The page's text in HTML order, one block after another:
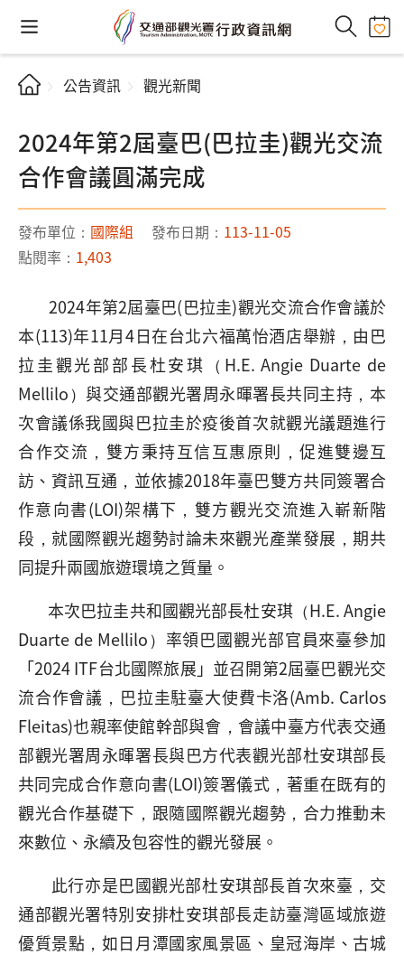
公告資訊 觀光新聞
2024年第2屆臺巴(巴拉圭)觀光交流
合作會議圓滿完成
發布單位： 國際組 發布日期： 113-11-05
點閱率： 1,403
2024年第2屆臺巴(巴拉圭)觀光交流合作會議於
本(113)年11月4日在台北六福萬怡酒店舉辦，由巴
拉圭觀光部部長杜安琪（H.E. Angie Duarte de
Mellilo）與交通部觀光署周永暉署長共同主持，本
次會議係我國與巴拉圭於疫後首次就觀光議題進行
合作交流，雙方秉持互信互惠原則，促進雙邊互
訪、資訊互通，並依據2018年臺巴雙方共同簽署合
作意向書(LOI)架構下，雙方觀光交流進入嶄新階
段，就國際觀光趨勢討論未來觀光產業發展，期共
同提升兩國旅遊環境之質量。
本次巴拉圭共和國觀光部長杜安琪（H.E. Angie
Duarte de Mellilo）率領巴國觀光部官員來臺參加
「2024 ITF台北國際旅展」並召開第2屆臺巴觀光交
流合作會議，巴拉圭駐臺大使費卡洛(Amb. Carlos
Fleitas)也親率使館幹部與會，會議中臺方代表交通
部觀光署周永暉署長與巴方代表觀光部杜安琪部長
共同完成合作意向書(LOI)簽署儀式，著重在既有的
觀光合作基礎下，跟隨國際觀光趨勢，合力推動未
來數位、永續及包容性的觀光發展。
此行亦是巴國觀光部杜安琪部長首次來臺，交
通部觀光署特別安排杜安琪部長走訪臺灣區域旅遊
優質景點，如日月潭國家風景區、皇冠海岸、古城